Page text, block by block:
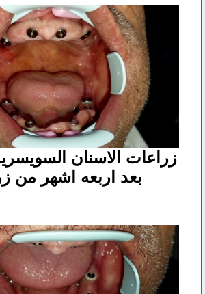
زراعات الاسنان
بعد اربعه اشهر من